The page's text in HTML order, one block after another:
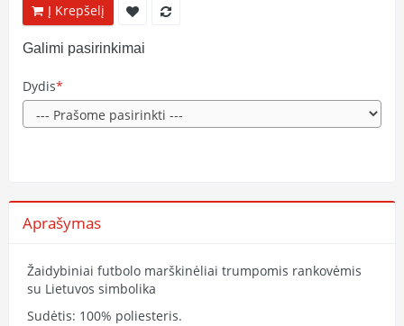
Į Krepšelį
Galimi pasirinkimai
Dydis
Aprašymas
Žaidybiniai futbolo marškinėliai trumpomis rankovėmis
su Lietuvos simbolika
Sudėtis: 100% poliesteris.